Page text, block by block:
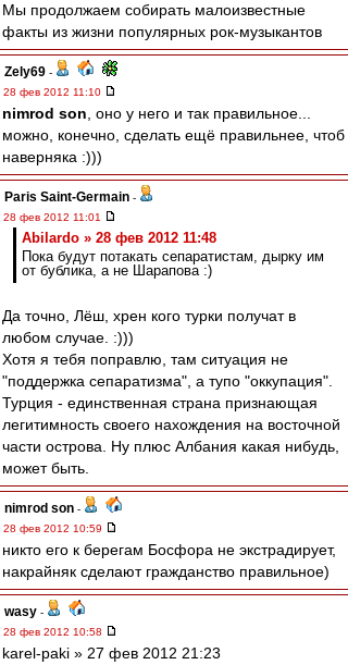
Мы продолжаем собирать малоизвестные
факты из жизни популярных рок-музыкантов
Zely69 -
28 фев 2012 11:10
nimrod son , оно у него и так правильное...
можно, конечно, сделать ещё правильнее, чтоб
наверняка :)))
Paris Saint-Germain -
28 фев 2012 11:01
Abilardo » 28 фев 2012 11:48
Пока будут потакать сепаратистам, дырку им
от бублика, а не Шарапова :)
Да точно, Лёш, хрен кого турки получат в
любом случае. :)))
Хотя я тебя поправлю, там ситуация не
"поддержка сепаратизма", а тупо "оккупация".
Турция - единственная страна признающая
легитимность своего нахождения на восточной
части острова. Ну плюс Албания какая нибудь,
может быть.
nimrod son -
28 фев 2012 10:59
никто его к берегам Босфора не экстрадирует,
накрайняк сделают гражданство правильное)
wasy -
28 фев 2012 10:58
karel-paki » 27 фев 2012 21:23